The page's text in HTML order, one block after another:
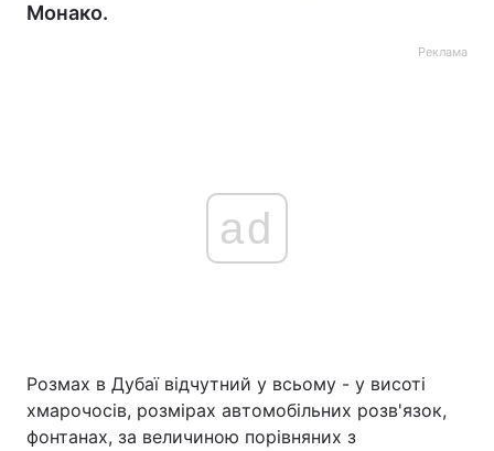
Головна Війна
Україна Політика
Монако.
Реклама
ad
Розмах в Дубаї відчутний у всьому - у висоті
хмарочосів, розмірах автомобільних розв'язок,
фонтанах, за величиною порівняних з